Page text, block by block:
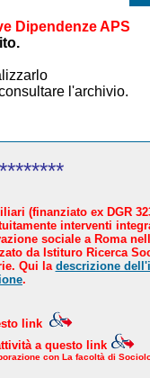
Dipendenze APS
l'archivio.
proposto da
(finanziato ex DGR
interventi
sociale a Roma
da Istituro Ricerca
Qui la descrizione
.
link
a questo link
con La facoltà di